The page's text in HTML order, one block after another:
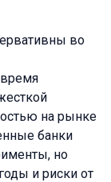
во
на рынке
банки
но
и риски от